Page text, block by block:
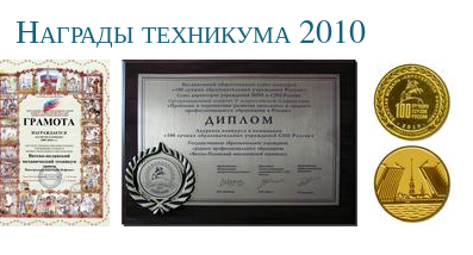
Награды техникума 2010